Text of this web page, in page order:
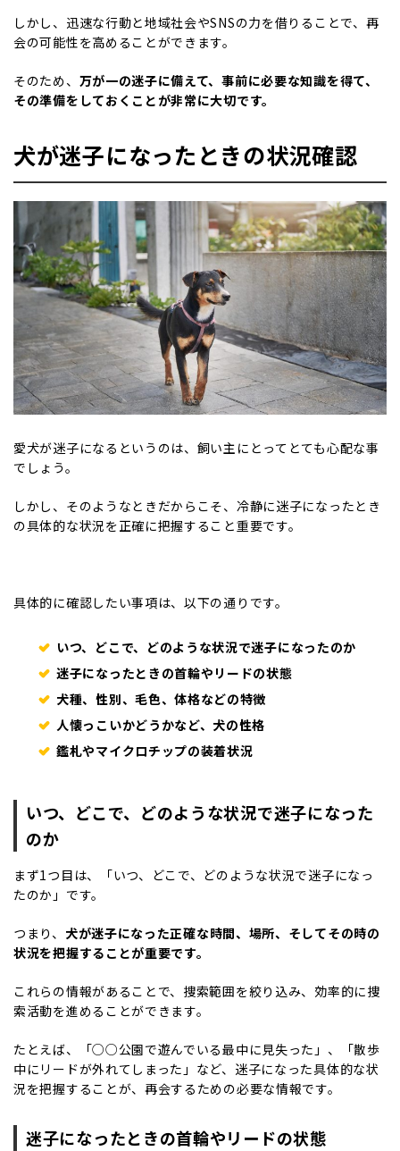
しかし、迅速な行動と地域社会やSNSの力を借りることで、再
会の可能性を高めることができます。
そのため、 万が一の迷子に備えて、事前に必要な知識を得て、
その準備をしておくことが非常に大切です。
犬が迷子になったときの状況確認
愛犬が迷子になるというのは、飼い主にとってとても心配な事
でしょう。
しかし、そのようなときだからこそ、冷静に迷子になったとき
の具体的な状況を正確に把握すること重要です。
具体的に確認したい事項は、以下の通りです。
いつ、どこで、どのような状況で迷子になったのか
迷子になったときの首輪やリードの状態
犬種、性別、毛色、体格などの特徴
人懐っこいかどうかなど、犬の性格
鑑札やマイクロチップの装着状況
いつ、どこで、どのような状況で迷子になった
のか
まず1つ目は、「いつ、どこで、どのような状況で迷子になっ
たのか」です。
つまり、 犬が迷子になった正確な時間、場所、そしてその時の
状況を把握することが重要です。
これらの情報があることで、捜索範囲を絞り込み、効率的に捜
索活動を進めることができます。
たとえば、「○○公園で遊んでいる最中に見失った」、「散歩
中にリードが外れてしまった」など、迷子になった具体的な状
況を把握することが、再会するための必要な情報です。
迷子になったときの首輪やリードの状態